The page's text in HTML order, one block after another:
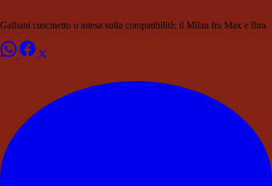
Galliani cuscinetto o intesa sulla compatibilità: il Milan fra Max e Ibra